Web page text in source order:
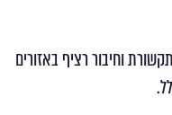
וחיבור רציף באזורים